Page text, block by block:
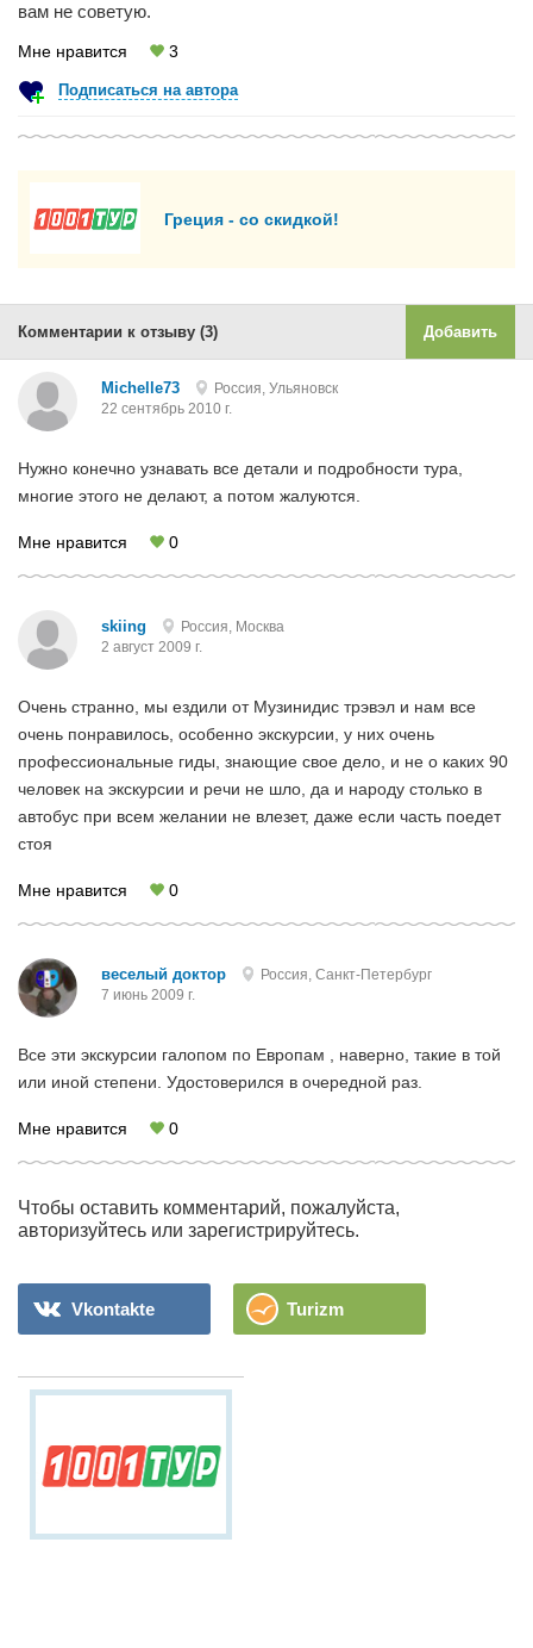
вам не советую.
Мне нравится 3
Подписаться на автора
Греция - со скидкой!
Комментарии к отзыву (3) Добавить
Michelle73
Россия, Ульяновск
22 сентябрь 2010 г.
Нужно конечно узнавать все детали и подробности тура,
многие этого не делают, а потом жалуются.
Мне нравится 0
skiing
Россия, Москва
2 август 2009 г.
Очень странно, мы ездили от Музинидис трэвэл и нам все
очень понравилось, особенно экскурсии, у них очень
профессиональные гиды, знающие свое дело, и не о каких 90
человек на экскурсии и речи не шло, да и народу столько в
автобус при всем желании не влезет, даже если часть поедет
стоя
Мне нравится 0
веселый доктор
Россия, Санкт-Петербург
7 июнь 2009 г.
Все эти экскурсии галопом по Европам , наверно, такие в той
или иной степени. Удостоверился в очередной раз.
Мне нравится 0
Чтобы оставить комментарий, пожалуйста,
авторизуйтесь или зарегистрируйтесь.
Vkontakte Turizm